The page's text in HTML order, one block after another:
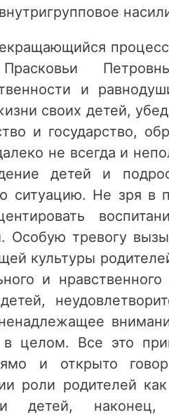
и
своих детей,
и государство,
не всегда и
детей и
ситуацию. Не зря в
Особую тревогу
культуры
и
в целом. Все это
и открыто
роли родителей
детей,